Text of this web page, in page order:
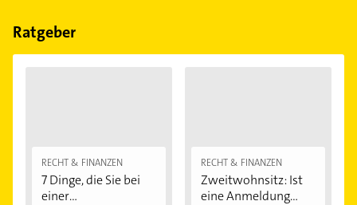
Mietimmobilien, Wohnimmobilien und Wohnungen.
Ratgeber
RECHT & FINANZEN
7 Dinge, die Sie bei
einer
RECHT & FINANZEN
Zweitwohnsitz: Ist
eine Anmeldung...